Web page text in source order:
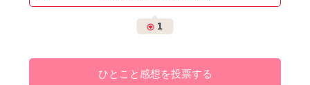
1
ひとこと感想を投票する